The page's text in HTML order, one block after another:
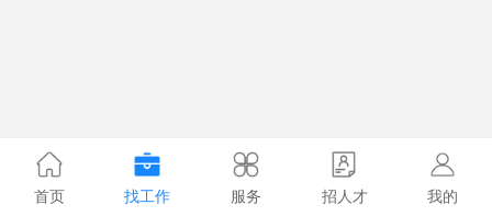
首页 找工作 服务 招人才 我的